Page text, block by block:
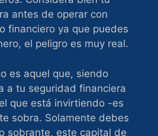
antes de operar con
financiero ya que puedes
el peligro es muy real.
es aquel que, siendo
a tu seguridad financiera
que está invirtiendo -es
sobra. Solamente debes
sobrante, este capital de